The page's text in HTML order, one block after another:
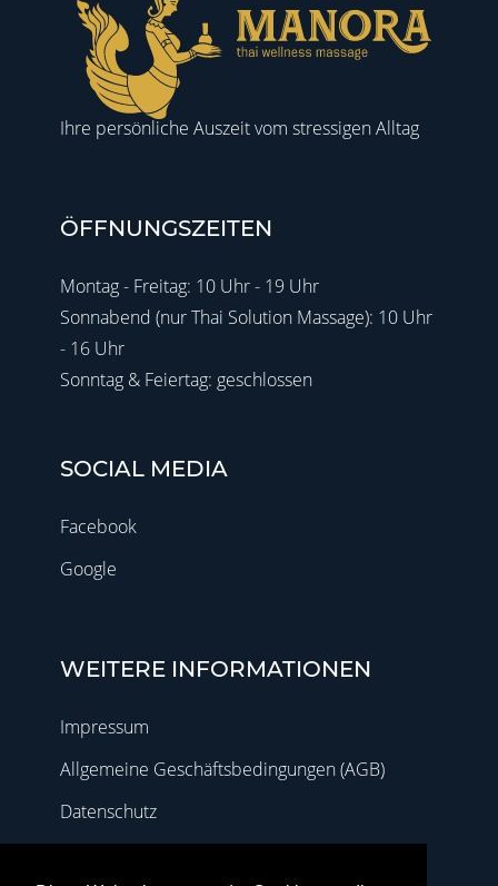
Ihre persönliche Auszeit vom stressigen Alltag
ÖFFNUNGSZEITEN
Montag - Freitag: 10 Uhr - 19 Uhr
Sonnabend (nur Thai Solution Massage): 10 Uhr
- 16 Uhr
Sonntag & Feiertag: geschlossen
SOCIAL MEDIA
Facebook
Google
WEITERE INFORMATIONEN
Impressum
Allgemeine Geschäftsbedingungen (AGB)
Datenschutz